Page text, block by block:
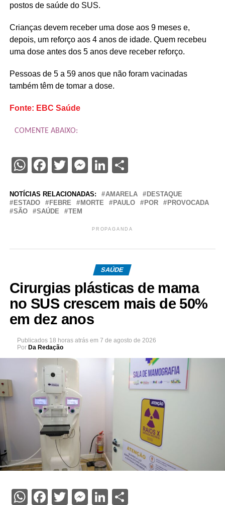
postos de saúde do SUS.
Crianças devem receber uma dose aos 9 meses e,
depois, um reforço aos 4 anos de idade. Quem recebeu
uma dose antes dos 5 anos deve receber reforço.
Pessoas de 5 a 59 anos que não foram vacinadas
também têm de tomar a dose.
Fonte: EBC Saúde
COMENTE ABAIXO:
WhatsApp
Facebook
Twitter
Messenger
LinkedIn
Share
NOTÍCIAS RELACIONADAS: AMARELA
DESTAQUE
ESTADO
FEBRE MORTE PAULO POR
PROVOCADA
SÃO
SAÚDE TEM
PROPAGANDA
SAÚDE
Cirurgias plásticas de mama
no SUS crescem mais de 50%
em dez anos
Publicados 18 horas atrás em 7 de agosto de 2026
Por Da Redação
WhatsApp
Facebook
Twitter
Messenger
LinkedIn
Share